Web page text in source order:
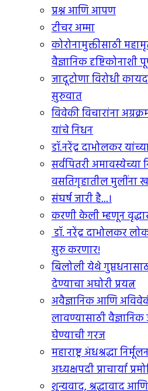
प्रश्न आणि आपण
टीचर अम्मा
कोरोनामुक्तीसाठी
वैज्ञानिक दृष्टिकोनाशी
जादूटोणा विरोधी
सुरुवात
विवेकी विचारांना
यांचे निधन
डॉ.नरेंद्र दाभोलकर
सर्वपितरी अमावस्येच्या
वसतिगृहातील मुलींना
संघर्ष जारी है...।
करणी केली म्हणून
डॉ. नरेंद्र दाभोलकर
सुरु करणार!
बिलोली येथे
देण्याचा अघोरी प्रयत्न
अवैज्ञानिक आणि
लावण्यासाठी
घेण्याची गरज
महाराष्ट्र अंधश्रद्धा
अध्यक्षपदी प्राचार्या
शून्यवाद, श्रद्धावाद